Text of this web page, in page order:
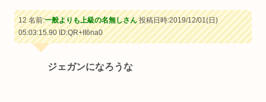
12 名前:一般よりも上級の名無しさん投稿日時:2019/12/01(日)
05:03:15.90ID:QR+II6na0
ジェガンになろうな